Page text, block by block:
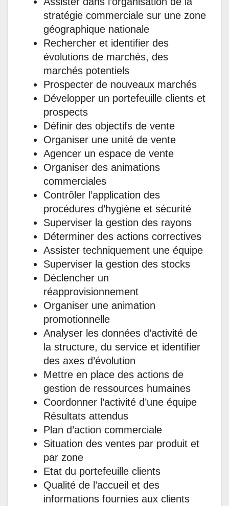
stratégie commerciale sur une zone
géographique nationale
Rechercher et identifier des
évolutions de marchés, des
marchés potentiels
Prospecter de nouveaux marchés
Développer un portefeuille clients et
prospects
Définir des objectifs de vente
Organiser une unité de vente
Agencer un espace de vente
Organiser des animations
commerciales
Contrôler l’application des
procédures d’hygiène et sécurité
Superviser la gestion des rayons
Déterminer des actions correctives
Assister techniquement une équipe
Superviser la gestion des stocks
Déclencher un
réapprovisionnement
Organiser une animation
promotionnelle
Analyser les données d’activité de
la structure, du service et identifier
des axes d’évolution
Mettre en place des actions de
gestion de ressources humaines
Coordonner l’activité d’une équipe
Résultats attendus
Plan d’action commerciale
Situation des ventes par produit et
par zone
Etat du portefeuille clients
Qualité de l’accueil et des
informations fournies aux clients